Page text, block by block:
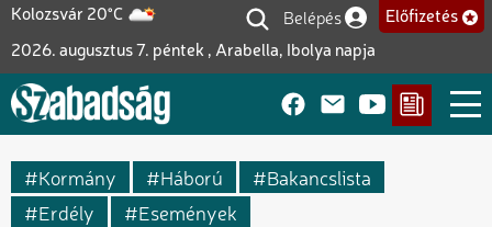
Ugrás
tartalomra
Kolozsvár 20°C
2026. augusztus 7. péntek , Arabella, Ibolya napja
Felhasználói fiók
Belépés Előfizetés
Kormány Háború
Bakancslista
Erdély
Események